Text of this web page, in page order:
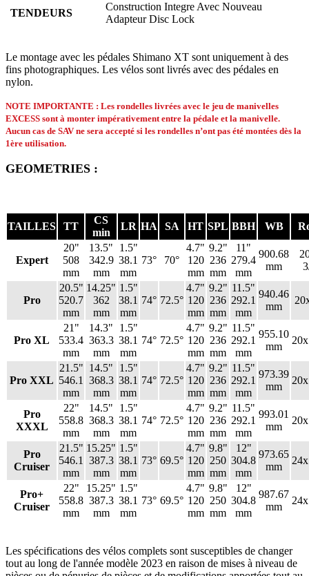
TENDEURS
Construction Integre Avec Nouveau
Adapteur Disc Lock
Le montage avec les pédales Shimano XT sont uniquement à des
fins photographiques. Les vélos sont livrés avec des pédales en
nylon.
NOTE IMPORTANTE : Les rondelles livrées avec le jeu de manivelles
EXCESS sont à monter impérativement entre la pédale et la manivelle.
Aucun cas de SAV ne sera accepté si les rondelles n’ont pas été montées dès la
1ère utilisation.
GEOMETRIES :
TAILLES TT
CS
min
LR HA SA HT SPL BBH WB
Expert
20"
508
mm
13.5"
342.9
mm
1.5"
38.1
mm
73° 70°
4.7"
120
mm
9.2"
236
mm
11"
279.4
mm
900.68
mm
Pro
20.5"
520.7
mm
14.25"
362
mm
1.5"
38.1
mm
74° 72.5°
4.7"
120
mm
9.2"
236
mm
11.5"
292.1
mm
940.46
mm
Pro XL
21"
533.4
mm
14.3"
363.3
mm
1.5"
38.1
mm
74° 72.5°
4.7"
120
mm
9.2"
236
mm
11.5"
292.1
mm
955.10
mm
Pro XXL
21.5"
546.1
mm
14.5"
368.3
mm
1.5"
38.1
mm
74° 72.5°
4.7"
120
mm
9.2"
236
mm
11.5"
292.1
mm
973.39
mm
Pro
XXXL
22"
558.8
mm
14.5"
368.3
mm
1.5"
38.1
mm
74° 72.5°
4.7"
120
mm
9.2"
236
mm
11.5"
292.1
mm
993.01
mm
Pro
Cruiser
21.5"
546.1
mm
15.25"
387.3
mm
1.5"
38.1
mm
73° 69.5°
4.7"
120
mm
9.8"
250
mm
12"
304.8
mm
973.65
mm
Pro+
Cruiser
22"
558.8
mm
15.25"
387.3
mm
1.5"
38.1
mm
73° 69.5°
4.7"
120
mm
9.8"
250
mm
12"
304.8
mm
987.67
mm
Les spécifications des vélos complets sont susceptibles de changer
tout au long de l'année modèle 2023 en raison de mises à niveau de